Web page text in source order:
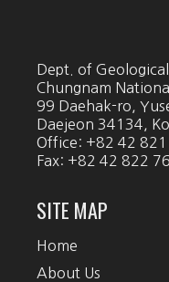
Dept. of
Chungnam
99 Daehak-ro,
Daejeon 34134,
Office: +82 42 821
Fax: +82 42 822
SITE MAP
Home
About Us